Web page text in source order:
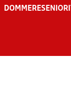
DOMMERESENIOR